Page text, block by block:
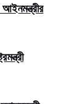
আইনমন্ত্রীর